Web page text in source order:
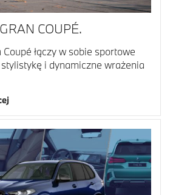
COUPÉ.
łączy w sobie sportowe
i dynamiczne wrażenia